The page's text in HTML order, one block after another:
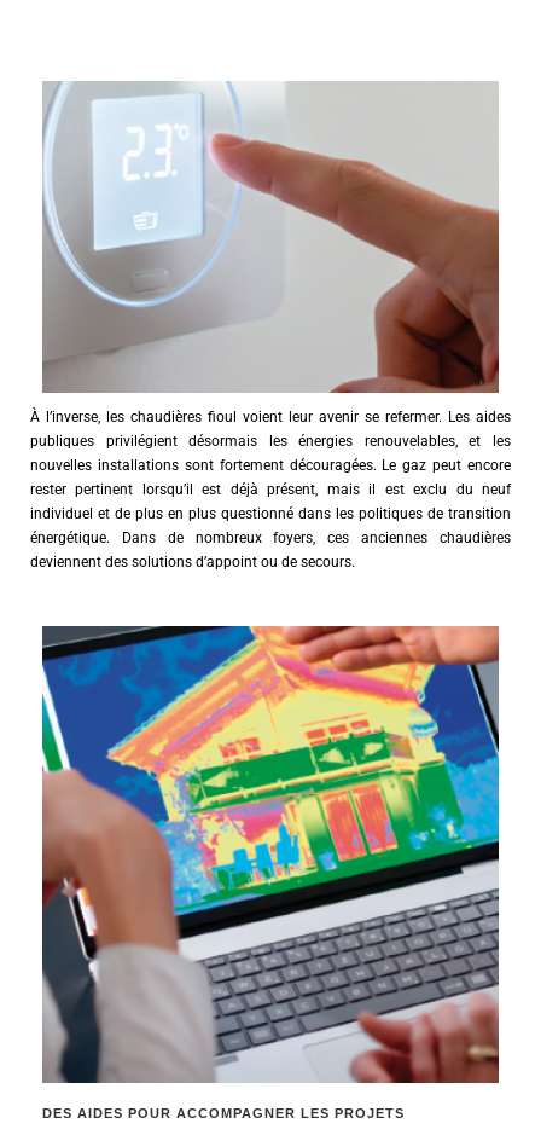
À l’inverse, les chaudières fioul voient leur avenir se refermer. Les aides
publiques privilégient désormais les énergies renouvelables, et les
nouvelles installations sont fortement découragées. Le gaz peut encore
rester pertinent lorsqu’il est déjà présent, mais il est exclu du neuf
individuel et de plus en plus questionné dans les politiques de transition
énergétique. Dans de nombreux foyers, ces anciennes chaudières
deviennent des solutions d’appoint ou de secours.
DES AIDES POUR ACCOMPAGNER LES PROJETS